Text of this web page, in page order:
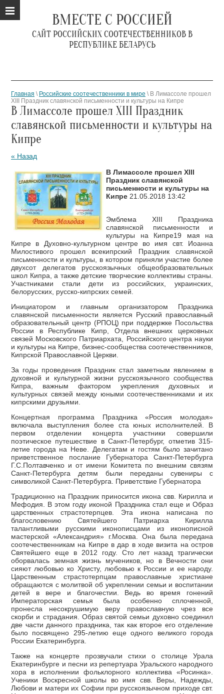
ВМЕСТЕ С РОССИЕЙ
САЙТ РОССИЙСКИХ СООТЕЧЕСТВЕННИКОВ В
РЕСПУБЛИКЕ БЕЛАРУСЬ
Главная \ Российские соотечественники в мире \ В Лимассоле прошел
ХIII Праздник славянской письменности и культуры на Кипре
В Лимассоле прошел ХIII Праздник
славянской письменности и культуры на
Кипре
« Назад
В Лимассоле прошел ХIII
Праздник славянской
письменности и культуры на
Кипре 21.05.2018 13:42
Эмблема XIII Праздника
славянской письменности и
культуры на Кипре19 мая на
Кипре в Духовно-культурном центре во имя свт. Иоанна
Милостивого прошел всекипрский Праздник славянской
письменности и культуры, в котором приняли участие более
двухсот делегатов русскоязычных общеобразовательных
школ Кипра, а также детские творческие коллективы страны.
Участниками стали дети из российских, украинских,
белорусских, русско-кипрских семей.
Инициатором и главным организатором Праздника
славянской письменности является Русский православный
образовательный центр (РПОЦ) при поддержке Посольства
России в Республике Кипр, Отдела внешних церковных
связей Московского Патриархата, Российского центра науки
и культуры на Кипре, бизнес-сообщества соотечественников,
Кипрской Православной Церкви.
За годы проведения Праздник стал заметным явлением в
духовной и культурной жизни русскоязычного сообщества
Кипра, важным фактором укрепления духовных и
культурных связей между юными соотечественниками и их
кипрскими друзьями.
Концертная программа Праздника «Россия молодая»
включала выступления более ста юных исполнителей. В
первом отделении концерта участники совершили
поэтическое путешествие в Санкт-Петербург, отметив 315-
летие города на Неве. Делегатам и гостям было зачитано
приветственное послание Губернатора Санкт-Петербурга
Г.С.Полтавченко и от имени Комитета по внешним связям
Санкт-Петербурга детям были переданы сувениры с
символикой Санкт-Петербурга. Приветствие Губернатора
Традиционно на Праздник приносится икона свв. Кирилла и
Мефодия. В этом году иконой Праздника стал еще и Образ
царственных страстотерпцев. Эта икона написана по
благословению Святейшего Патриарха Кирилла
талантливыми русскими иконописцами из иконописной
мастерской «Александрия» г.Москва. Она была передана
соотечественникам на Кипре в дар в ходе визита на остров
Святейшего еще в 2012 году. Сто лет назад трагически
оборвалась земная жизнь мучеников, но в Вечности они
сияют любовью ко Христу, любовью к России и ее народу.
Царственным страстотерпцам православные христиане
обращаются с молитвой об укреплении семьи и воспитании
детей в вере и благочестии. Ведь во время гонений
Императорская семья была особенно сплоченной,
пронесла несокрушимую веру православную чрез все
скорби и страдания. Образ святой семьи духовно соединил
две части данного праздника, так как второе его отделение
было посвящено 295-летию еще одного великого города
России Екатеринбурга.
Также на концерте прозвучали стихи о столице Урала
Екатеринбурге и песни из репертуара Уральского народного
хора в исполнении фольклорного коллектива «Росинка».
Ученики Воскресной школы во имя свв. Веры, Надежды,
Любови и матери их Софии при русскоязычном приходе свт.